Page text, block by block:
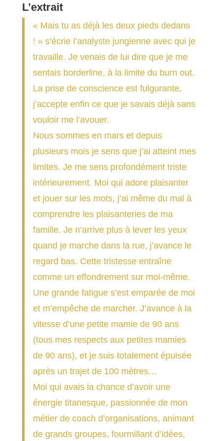
L’extrait
« Mais tu as déjà les deux pieds dedans
! » s’écrie l’analyste jungienne avec qui je
travaille. Je venais de lui dire que je me
sentais borderline, à la limite du burn out.
La prise de conscience est fulgurante,
j’accepte enfin ce que je savais déjà sans
vouloir me l’avouer.
Nous sommes en mars et depuis
plusieurs mois je sens que j’ai atteint mes
limites. Je me sens profondément triste
intérieurement. Moi qui adore plaisanter
et jouer sur les mots, j’ai même du mal à
comprendre les plaisanteries de ma
famille. Je n’arrive plus à lever les yeux
quand je marche dans la rue, j’avance le
regard bas. Cette tristesse entraîne
comme un effondrement sur moi-même.
Une grande fatigue s’est emparée de moi
et m’empêche de marcher. J’avance à la
vitesse d’une petite mamie de 90 ans
(tous mes respects aux petites mamies
de 90 ans), et je suis totalement épuisée
après un trajet de 100 mètres…
Moi qui avais la chance d’avoir une
énergie titanesque, passionnée de mon
métier de coach d’organisations, animant
de grands groupes, fourmillant d’idées,